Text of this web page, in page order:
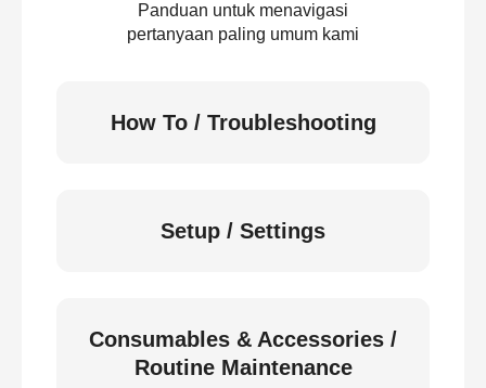
Panduan untuk menavigasi
pertanyaan paling umum kami
How To / Troubleshooting
Setup / Settings
Consumables & Accessories /
Routine Maintenance